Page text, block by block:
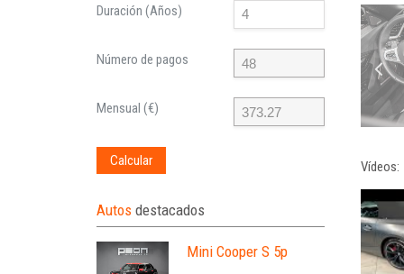
Vídeos:
Duración (Años)
Número de pagos
Mensual (€)
Calcular
Autos destacados
Mini Cooper S 5p